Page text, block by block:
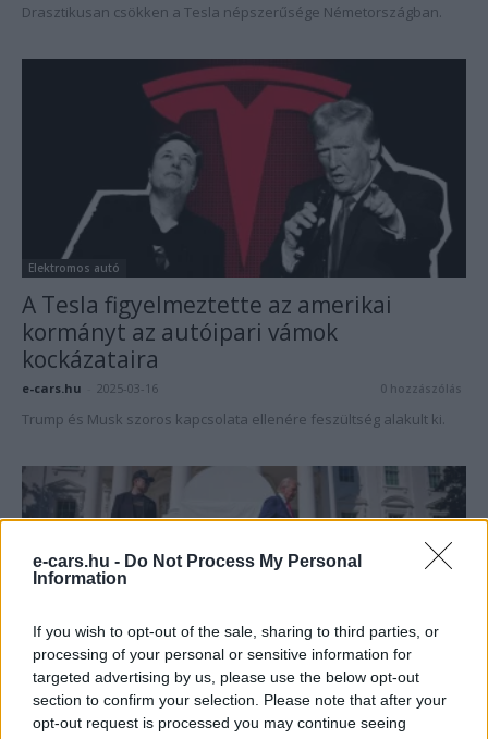
e-cars.hu - Do Not Process My Personal
Information
If you wish to opt-out of the sale, sharing to third parties, or
processing of your personal or sensitive information for
targeted advertising by us, please use the below opt-out
section to confirm your selection. Please note that after your
opt-out request is processed you may continue seeing
Drasztikusan csökken a Tesla népszerűsége Németországban.
Elektromos autó
A Tesla figyelmeztette az amerikai
kormányt az autóipari vámok
kockázataira
e-cars.hu 2025-03-16 0 hozzászólás
Trump és Musk szoros kapcsolata ellenére feszültség alakult ki.
Elektromos autó
Trump Tesla-vásárlással fejezte ki